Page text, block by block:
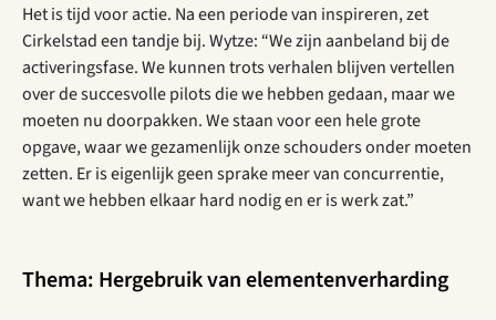
Het is tijd voor actie. Na een periode van inspireren, zet
Cirkelstad een tandje bij. Wytze: “We zijn aanbeland bij de
activeringsfase. We kunnen trots verhalen blijven vertellen
over de succesvolle pilots die we hebben gedaan, maar we
moeten nu doorpakken. We staan voor een hele grote
opgave, waar we gezamenlijk onze schouders onder moeten
zetten. Er is eigenlijk geen sprake meer van concurrentie,
want we hebben elkaar hard nodig en er is werk zat.”
Thema: Hergebruik van elementenverharding